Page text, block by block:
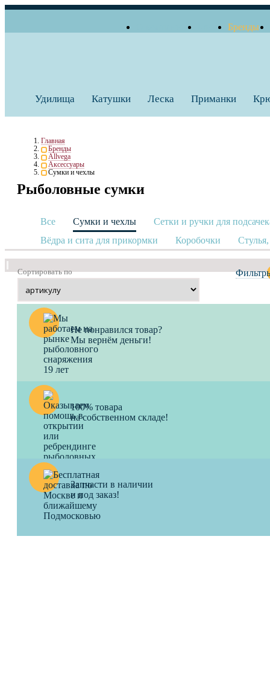
Бренды
Удилища Катушки Леска Приманки
Главная
Бренды
Allvega
Аксессуары
Сумки и чехлы
Рыболовные сумки
Все Сумки и чехлы
Сетки и ручки для
Вёдра и сита для прикормки
Коробочки
Сортировать по
Не понравился товар?
Мы вернём деньги!
100% товара
на собственном складе!
Запчасти в наличии
и под заказ!